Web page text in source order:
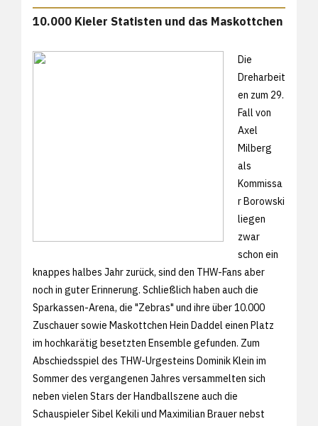
10.000 Kieler Statisten und das Maskottchen
Die
Dreharbeit
en zum 29.
Fall von
Axel
Milberg
als
Kommissa
r Borowski
liegen
zwar
schon ein
knappes halbes Jahr zurück, sind den THW-Fans aber
noch in guter Erinnerung. Schließlich haben auch die
Sparkassen-Arena, die "Zebras" und ihre über 10.000
Zuschauer sowie Maskottchen Hein Daddel einen Platz
im hochkarätig besetzten Ensemble gefunden. Zum
Abschiedsspiel des THW-Urgesteins Dominik Klein im
Sommer des vergangenen Jahres versammelten sich
neben vielen Stars der Handballszene auch die
Schauspieler Sibel Kekili und Maximilian Brauer nebst